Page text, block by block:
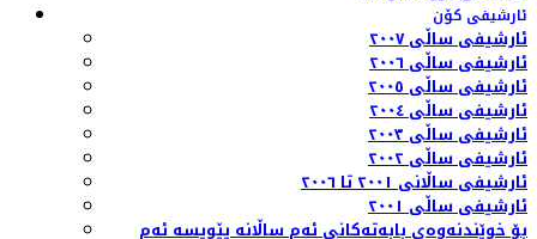
ئارشیفی کۆن
ئارشیفی ساڵی ٢٠٠٧
ئارشیفی ساڵی ٢٠٠٦
ئارشیفی ساڵی ٢٠٠٥
ئارشیفی ساڵی ٢٠٠٤
ئارشیفی ساڵی ٢٠٠٣
ئارشیفی ساڵی ٢٠٠٢
ئارشیفی ساڵانی ٢٠٠١ تا ٢٠٠٦
ئارشیفی ساڵی ٢٠٠١
بۆ خوێندنەوەی بابەتەکانی ئەم ساڵانە پێویسە ئەم